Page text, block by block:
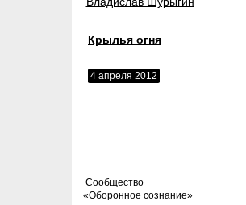
Крылья огня
4 апреля 2012
Cообщество
«Оборонное сознание»